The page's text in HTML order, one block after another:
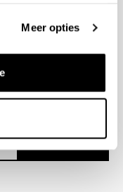
Meer opties